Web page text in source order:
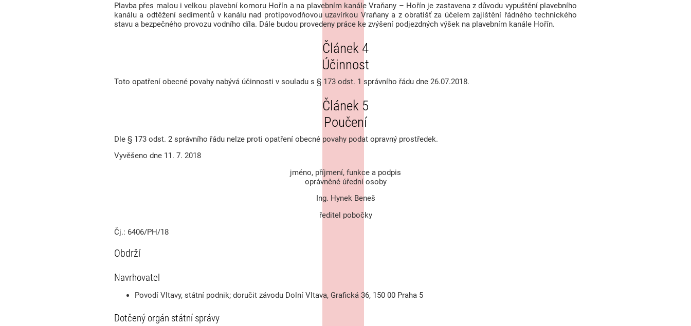
Plavba přes malou i velkou plavební komoru Hořín a na plavebním kanále Vraňany – Hořín je zastavena z důvodu vypuštění plavebního
kanálu a odtěžení sedimentů v kanálu nad protipovodňovou uzavírkou Vraňany a z obratišť za účelem zajištění řádného technického
stavu a bezpečného provozu vodního díla. Dále budou provedeny práce ke zvýšení podjezdných výšek na plavebním kanále Hořín.
Článek 4
Účinnost
Toto opatření obecné povahy nabývá účinnosti v souladu s § 173 odst. 1 správního řádu dne 26.07.2018.
Článek 5
Poučení
Dle § 173 odst. 2 správního řádu nelze proti opatření obecné povahy podat opravný prostředek.
Vyvěšeno dne 11. 7. 2018
jméno, příjmení, funkce a podpis
oprávněné úřední osoby
Ing. Hynek Beneš
ředitel pobočky
Čj.: 6406/PH/18
Obdrží
Navrhovatel
Povodí Vltavy, státní podnik; doručit závodu Dolní Vltava, Grafická 36, 150 00 Praha 5
Dotčený orgán státní správy